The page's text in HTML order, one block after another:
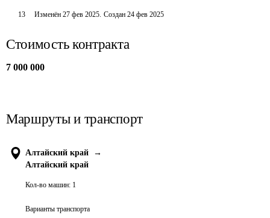
13 Изменён27 фев 2025. Создан 24 фев 2025
Стоимость контракта
7 000 000
Маршруты и транспорт
Алтайский край
→
Алтайский край
Кол-во машин: 1
Варианты транспорта